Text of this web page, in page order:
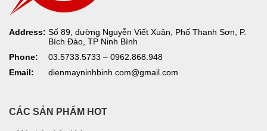
Address: Số 89, đường Nguyễn Viết Xuân, Phố Thanh Sơn, P.
Bích Đào, TP Ninh Bình
Phone:
03.5733.5733 – 0962.868.948
Email:
dienmayninhbinh.com@gmail.com
CÁC SẢN PHẨM HOT